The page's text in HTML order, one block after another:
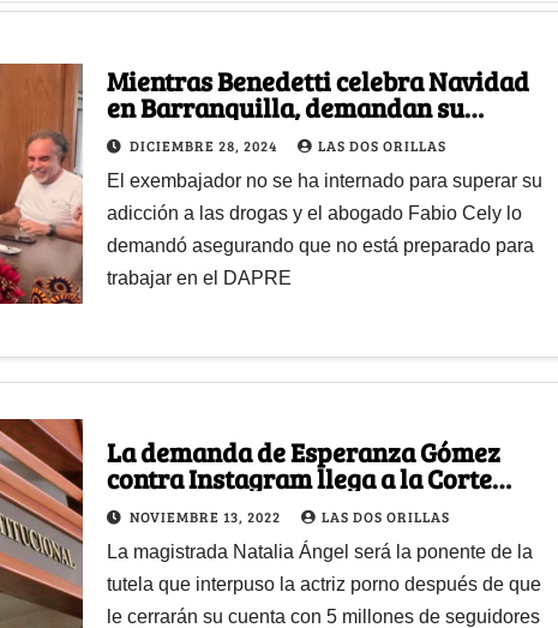
Mientras Benedetti celebra Navidad
en Barranquilla, demandan su
nombramiento como asesor de Petro
DICIEMBRE 28, 2024 LAS DOS ORILLAS
El exembajador no se ha internado para superar su
adicción a las drogas y el abogado Fabio Cely lo
demandó asegurando que no está preparado para
trabajar en el DAPRE
La demanda de Esperanza Gómez
contra Instagram llega a la Corte
Constitucional
NOVIEMBRE 13, 2022 LAS DOS ORILLAS
La magistrada Natalia Ángel será la ponente de la
tutela que interpuso la actriz porno después de que
le cerrarán su cuenta con 5 millones de seguidores